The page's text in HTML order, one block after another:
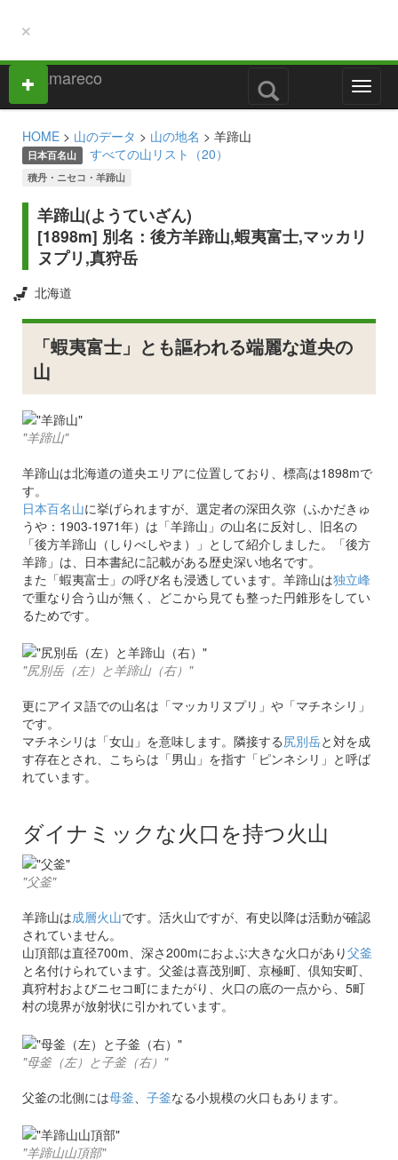
×
M
e
HOME > 山のデータ > 山の地名 > 羊蹄山
日本百名山 すべての山リスト（20）
積丹・ニセコ・羊蹄山
羊蹄山(ようていざん)
[1898m] 別名：後方羊蹄山,蝦夷富士,マッカリ
ヌプリ,真狩岳
北海道
「蝦夷富士」とも謳われる端麗な道央の
山
"羊蹄山"
羊蹄山は北海道の道央エリアに位置しており、標高は1898mで
す。
日本百名山に挙げられますが、選定者の深田久弥（ふかだきゅ
うや：1903-1971年）は「羊蹄山」の山名に反対し、旧名の
「後方羊蹄山（しりべしやま）」として紹介しました。「後方
羊蹄」は、日本書紀に記載がある歴史深い地名です。
また「蝦夷富士」の呼び名も浸透しています。羊蹄山は独立峰
で重なり合う山が無く、どこから見ても整った円錐形をしてい
るためです。
"尻別岳（左）と羊蹄山（右）"
更にアイヌ語での山名は「マッカリヌプリ」や「マチネシリ」
です。
マチネシリは「女山」を意味します。隣接する尻別岳と対を成
す存在とされ、こちらは「男山」を指す「ピンネシリ」と呼ば
れています。
ダイナミックな火口を持つ火山
"父釜"
羊蹄山は成層火山です。活火山ですが、有史以降は活動が確認
されていません。
山頂部は直径700m、深さ200mにおよぶ大きな火口があり父釜
と名付けられています。父釜は喜茂別町、京極町、倶知安町、
真狩村およびニセコ町にまたがり、火口の底の一点から、5町
村の境界が放射状に引かれています。
"母釜（左）と子釜（右）"
父釜の北側には母釜 子釜なる小規模の火口もあります。
"羊蹄山山頂部"